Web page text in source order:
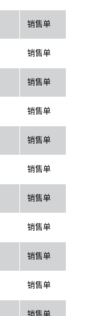
销售单
销售单
销售单
销售单
销售单
销售单
销售单
销售单
销售单
销售单